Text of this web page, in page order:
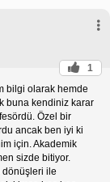
1
bilgi olarak hemde
buna kendiniz karar
Özel bir
ancak ben iyi ki
için. Akademik
sizde bitiyor.
dönüşleri ile